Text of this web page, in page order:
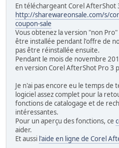
En téléchargeant Corel
http://sharewareonsale.com/s/
coupon-sale
Vous obtenez la version "non
être installée pendant l'offre de
pas être réinstallée ensuite.
Pendant le mois de novembre
en version Corel AfterShot Pro 3
Je n'ai pas encore eu le temps de
logiciel assez complet pour la
fonctions de catalogage et de
intéressantes.
Pour un aperçu des fonctions, ce
aider.
Et aussi l'aide en ligne de Corel